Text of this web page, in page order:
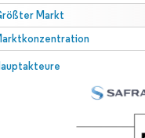
Markt
© Mordor Intelligence.
Namensnennung gemäß CC